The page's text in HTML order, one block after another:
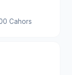
Cahors